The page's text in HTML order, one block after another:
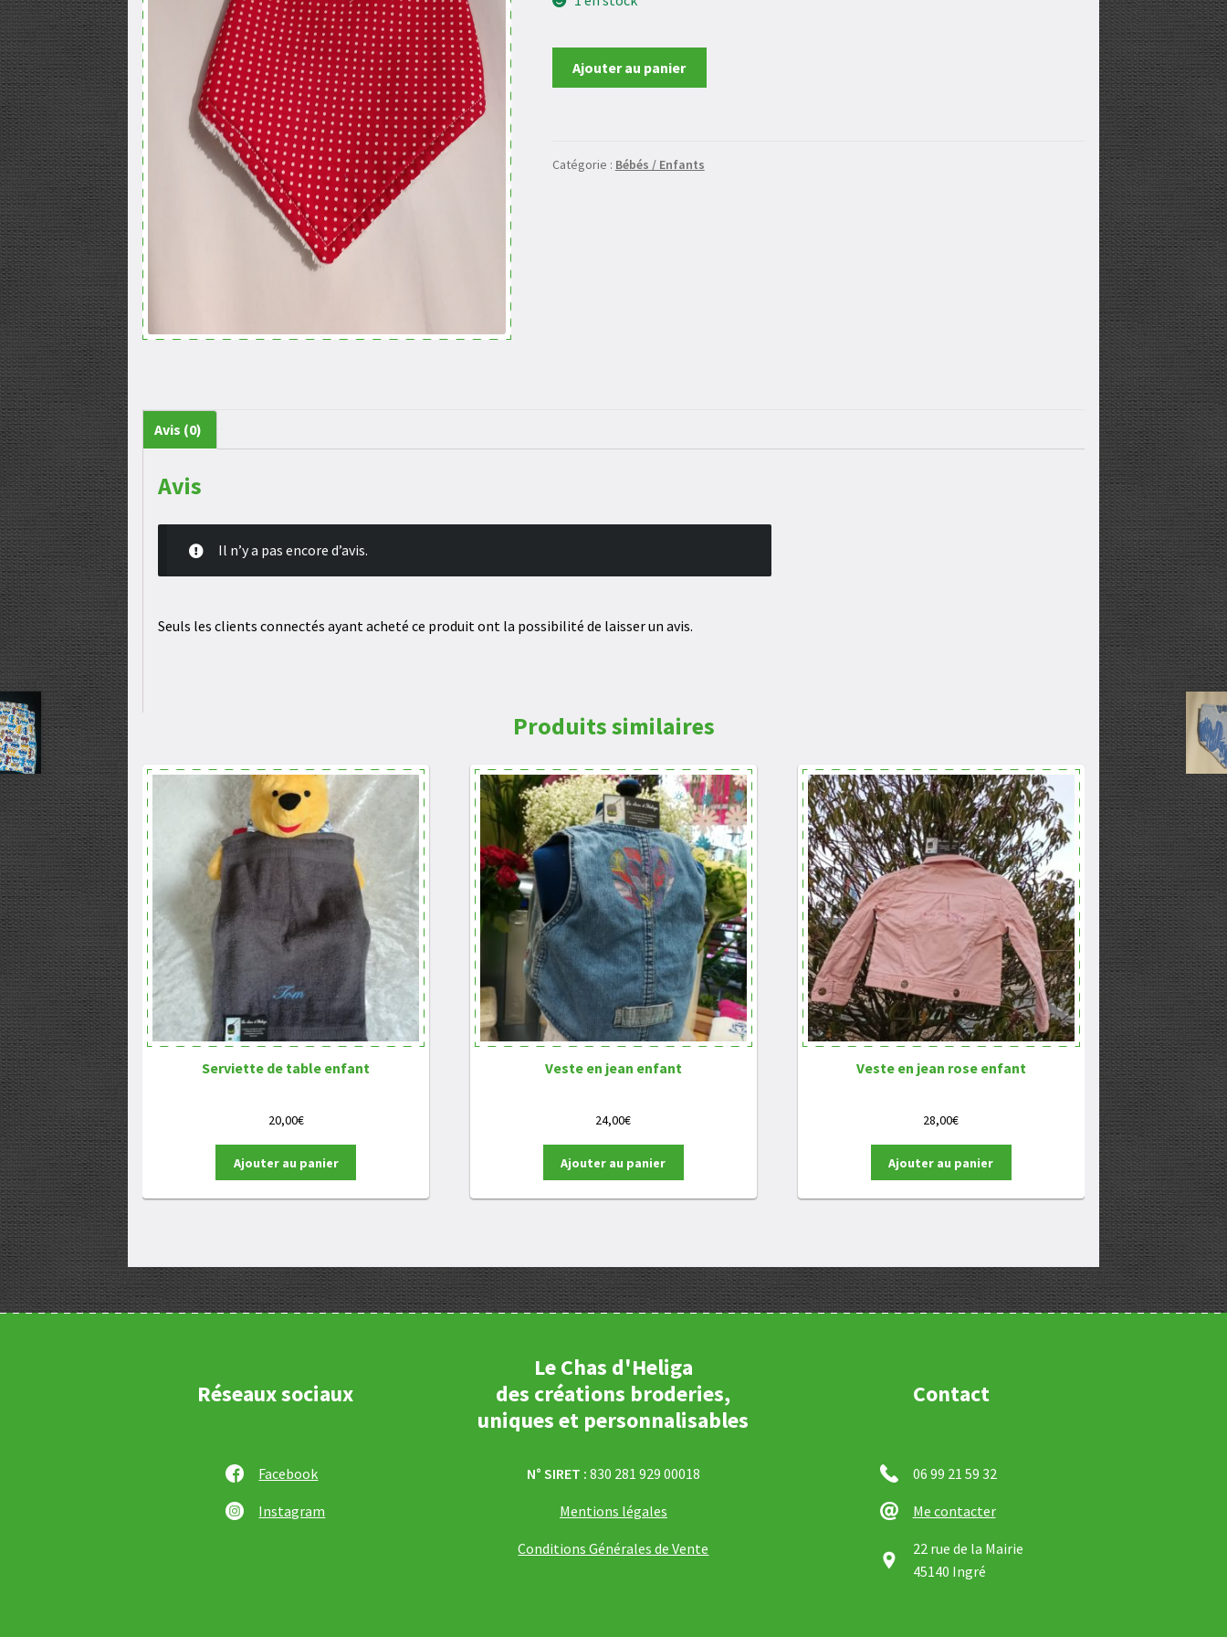
Ajouter au panier
Catégorie : Bébés / Enfants
Avis (0)
Avis
Il n’y a pas encore d’avis.
Seuls les clients connectés ayant acheté ce produit ont la possibilité de laisser un avis.
Produits similaires
Serviette de table enfant
20,00€
Ajouter au panier
Veste en jean enfant
24,00€
Ajouter au panier
Veste en jean rose enfant
28,00€
Ajouter au panier
Réseaux sociaux
Facebook
Instagram
Le Chas d'Heliga
des créations broderies,
uniques et personnalisables
N° SIRET : 830 281 929 00018
Mentions légales
Conditions Générales de Vente
Contact
06 99 21 59 32
Me contacter
22 rue de la Mairie
45140 Ingré